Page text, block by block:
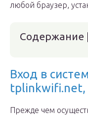
любой браузер,
Содержание
Вход в
tplinkwifi.net,
Прежде чем